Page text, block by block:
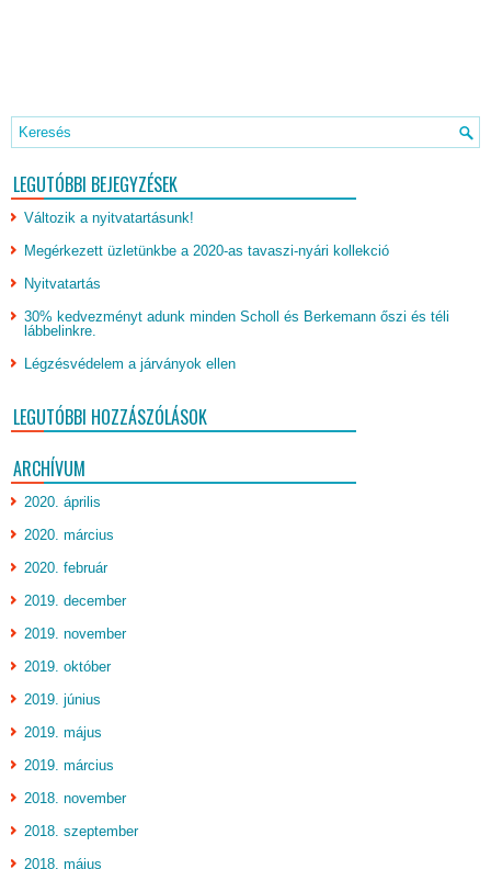
LEGUTÓBBI BEJEGYZÉSEK
Változik a nyitvatartásunk!
Megérkezett üzletünkbe a 2020-as tavaszi-nyári kollekció
Nyitvatartás
30% kedvezményt adunk minden Scholl és Berkemann őszi és téli
lábbelinkre.
Légzésvédelem a járványok ellen
LEGUTÓBBI HOZZÁSZÓLÁSOK
ARCHÍVUM
2020. április
2020. március
2020. február
2019. december
2019. november
2019. október
2019. június
2019. május
2019. március
2018. november
2018. szeptember
2018. május